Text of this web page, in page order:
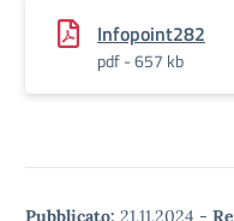
Infopoint282
pdf - 657 kb
Pubblicato: 21.11.2024 -